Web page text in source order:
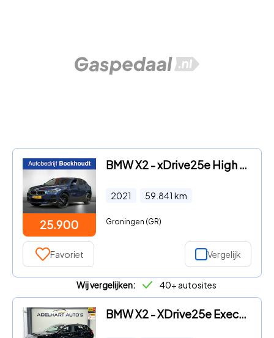
25.900
BMW X2 - xDrive25e High Executive | M-Sport | Head-Up
2021 59.841 km
Groningen (GR)
Favoriet Vergelijk
Wij vergelijken: 40+ autosites
BMW X2 - XDrive25e Executive Automaat / Navigatie full map / Cruise c